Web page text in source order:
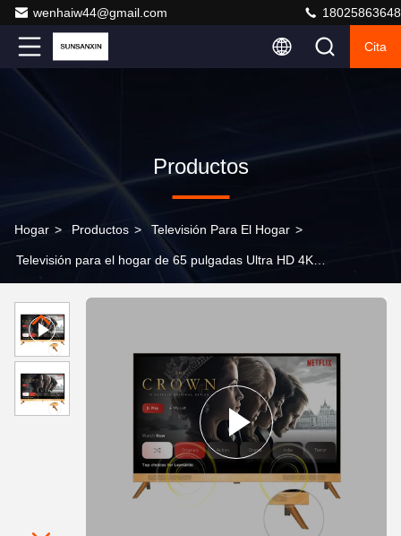
wenhaiw44@gmail.com 18025863648
Cita
Productos
Hogar > Productos > Televisión Para El Hogar >
Televisión para el hogar de 65 pulgadas Ultra HD 4K